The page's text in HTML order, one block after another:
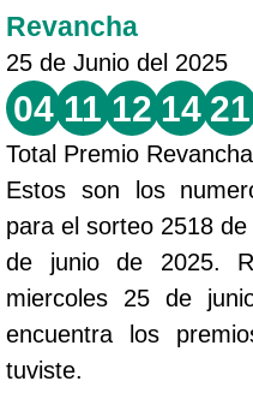
Revancha
25 de Junio del 2025
04 11 12 14 21
Total Premio
Estos son los
para el sorteo 2518
de junio de 2025.
miercoles 25 de
encuentra los
tuviste.